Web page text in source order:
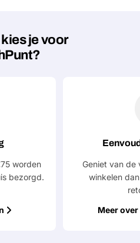
vraag
je voor
worden
bezorgd.
Geniet van de
winkelen
Meer